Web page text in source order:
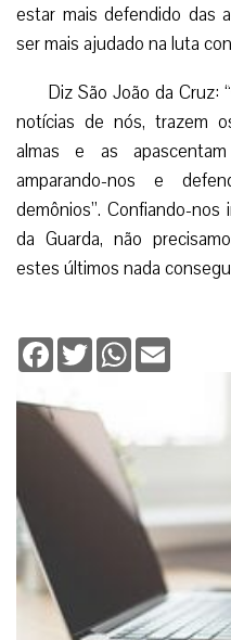
estar mais defendido das
ser mais ajudado na luta
Diz São João da Cruz:
notícias de nós, trazem
almas e as
amparando-nos e
demônios”. Confiando-
da Guarda, não
estes últimos nada
Facebook
TwitterWhatsApp